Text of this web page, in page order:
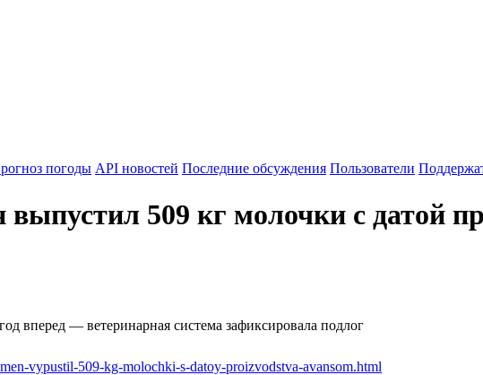
погоды API новостей Последние обсуждения Пользователи
509 кг молочки с датой
вперед — ветеринарная система зафиксировала подлог
vypustil-509-kg-molochki-s-datoy-proizvodstva-avansom.html